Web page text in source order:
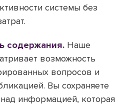
системы без
содержания. Наше
возможность
вопросов и
Вы сохраняете
информацией, которая